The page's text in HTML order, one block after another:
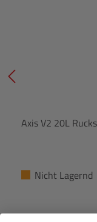
Axis V2 20L
Nicht Lagernd